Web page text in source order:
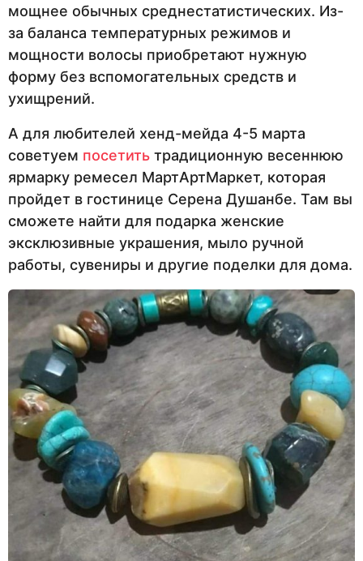
мощнее обычных среднестатистических. Из-
за баланса температурных режимов и
мощности волосы приобретают нужную
форму без вспомогательных средств и
ухищрений.
А для любителей хенд-мейда 4-5 марта
советуем посетить традиционную весеннюю
ярмарку ремесел МартАртМаркет, которая
пройдет в гостинице Серена Душанбе. Там вы
сможете найти для подарка женские
эксклюзивные украшения, мыло ручной
работы, сувениры и другие поделки для дома.